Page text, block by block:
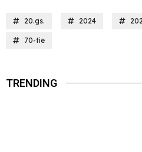
20.gs. 2024
70-tie
TRENDING